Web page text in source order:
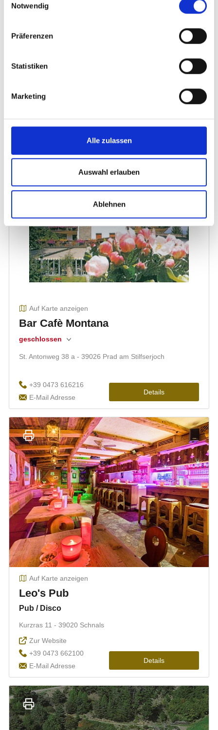
Notwendig
Präferenzen
Statistiken
Marketing
Alle zulassen
Auswahl erlauben
Ablehnen